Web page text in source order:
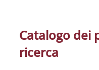
Catalogo dei
ricerca